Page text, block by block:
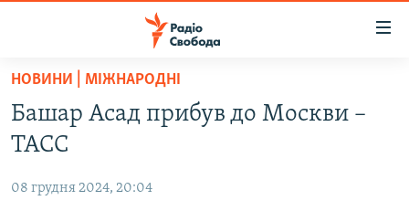
Перейти
основного
матеріалу
до
РАДІО СВОБОДА – 70 РОКІВ
ВСЕ ЗА ДОБУ
ПОЛІТИКА
ВІЙНА
НОВИНИ | МІЖНАРОДНІ
Башар Асад прибув до Москви –
ТАСС
08 грудня 2024, 20:04